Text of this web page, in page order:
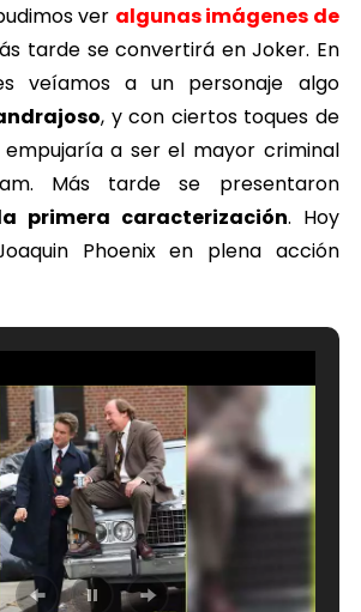
ver algunas imágenes de
tarde se convertirá en Joker. En
veíamos a un personaje algo
, y con ciertos toques de
a ser el mayor criminal
Más tarde se presentaron
primera caracterización. Hoy
Phoenix en plena acción